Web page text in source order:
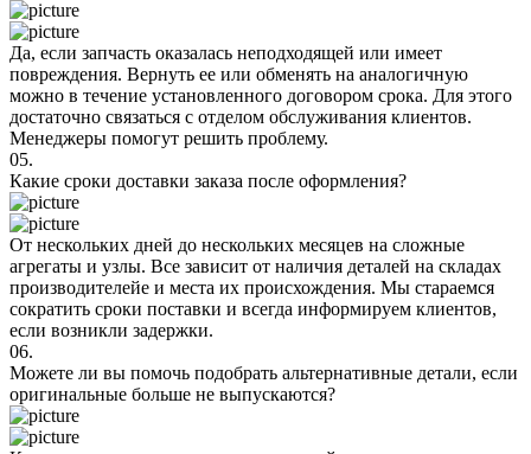
Да, если запчасть оказалась неподходящей или имеет
повреждения. Вернуть ее или обменять на аналогичную
можно в течение установленного договором срока. Для этого
достаточно связаться с отделом обслуживания клиентов.
Менеджеры помогут решить проблему.
05.
Какие сроки доставки заказа после оформления?
От нескольких дней до нескольких месяцев на сложные
агрегаты и узлы. Все зависит от наличия деталей на складах
производителейе и места их происхождения. Мы стараемся
сократить сроки поставки и всегда информируем клиентов,
если возникли задержки.
06.
Можете ли вы помочь подобрать альтернативные детали, если
оригинальные больше не выпускаются?